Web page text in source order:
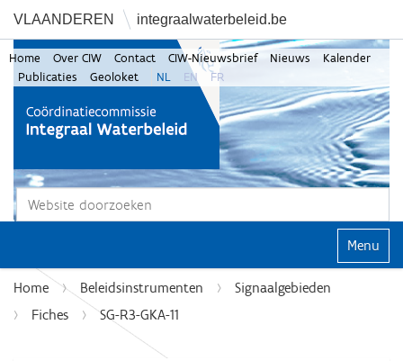
VLAANDEREN integraalwaterbeleid.be
Zoek
Home Over CIW Contact CIW-Nieuwsbrief Nieuws
Kalender
Publicaties
Geoloket NL EN FR
Klap
Home Beleidsinstrumenten
Signaalgebieden
Fiches
SG-R3-GKA-11